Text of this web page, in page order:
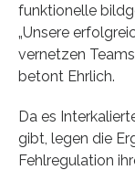
funktionelle
„Unsere
vernetzen
betont Ehrlich.
Da es
gibt, legen die
Fehlregulation